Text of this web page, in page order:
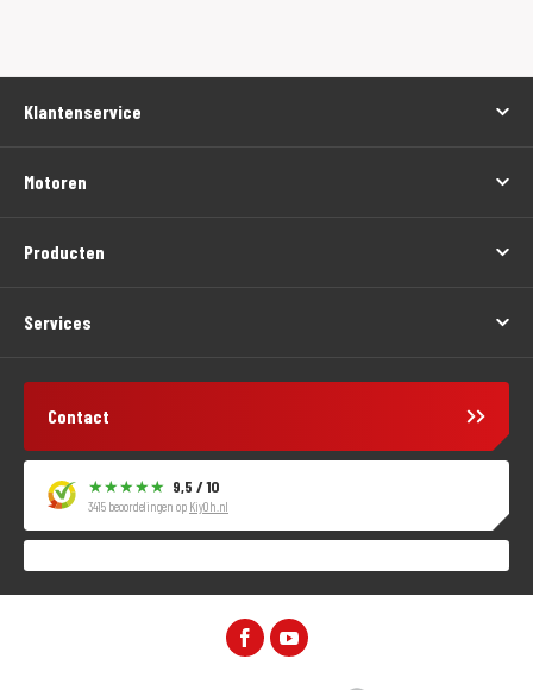
Klantenservice
Motoren
Producten
Services
Contact
9,5 / 10
3415 beoordelingen op KiyOh.nl